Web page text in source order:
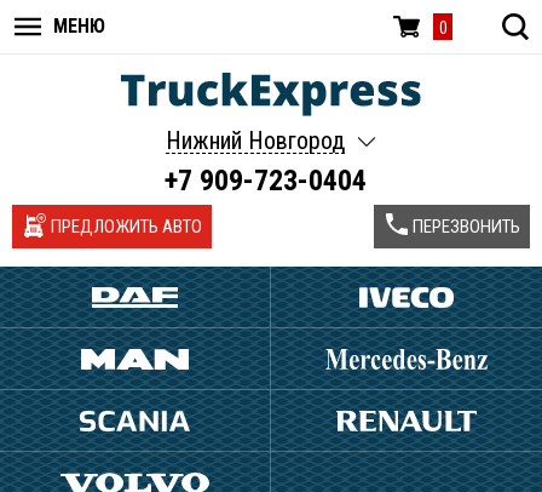
МЕНЮ 0
Нижний Новгород
+7 909-723-0404
ПРЕДЛОЖИТЬ АВТО